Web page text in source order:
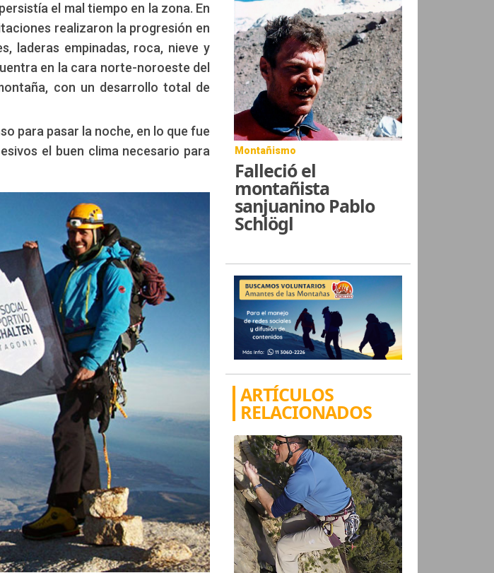
el mal tiempo en la zona. En
realizaron la progresión en
laderas empinadas, roca, nieve y
en la cara norte-noroeste del
con un desarrollo total de
para pasar la noche, en lo que fue
el buen clima necesario para
Montañismo
Falleció el
montañista
sanjuanino Pablo
Schlögl
ARTÍCULOS
RELACIONADOS